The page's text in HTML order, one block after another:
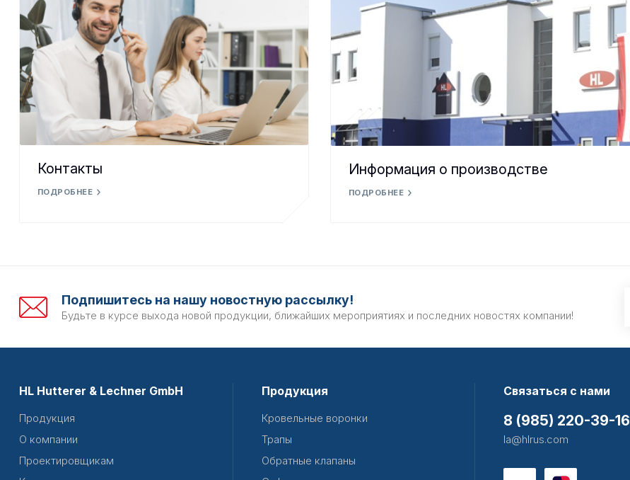
Контакты
ПОДРОБНЕЕ
Информация о производстве
ПОДРОБНЕЕ
Подпишитесь на нашу новостную рассылку!
Будьте в курсе выхода новой продукции, ближайших мероприятиях и последних новостях компании!
HL Hutterer & Lechner GmbH
Продукция
О компании
Проектировщикам
Продукция
Кровельные воронки
Трапы
Обратные клапаны
Связаться с нами
8 (985) 220-39-16
la@hlrus.com